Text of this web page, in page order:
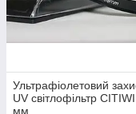
Ультрафіолетовий
UV світлофільтр
мм